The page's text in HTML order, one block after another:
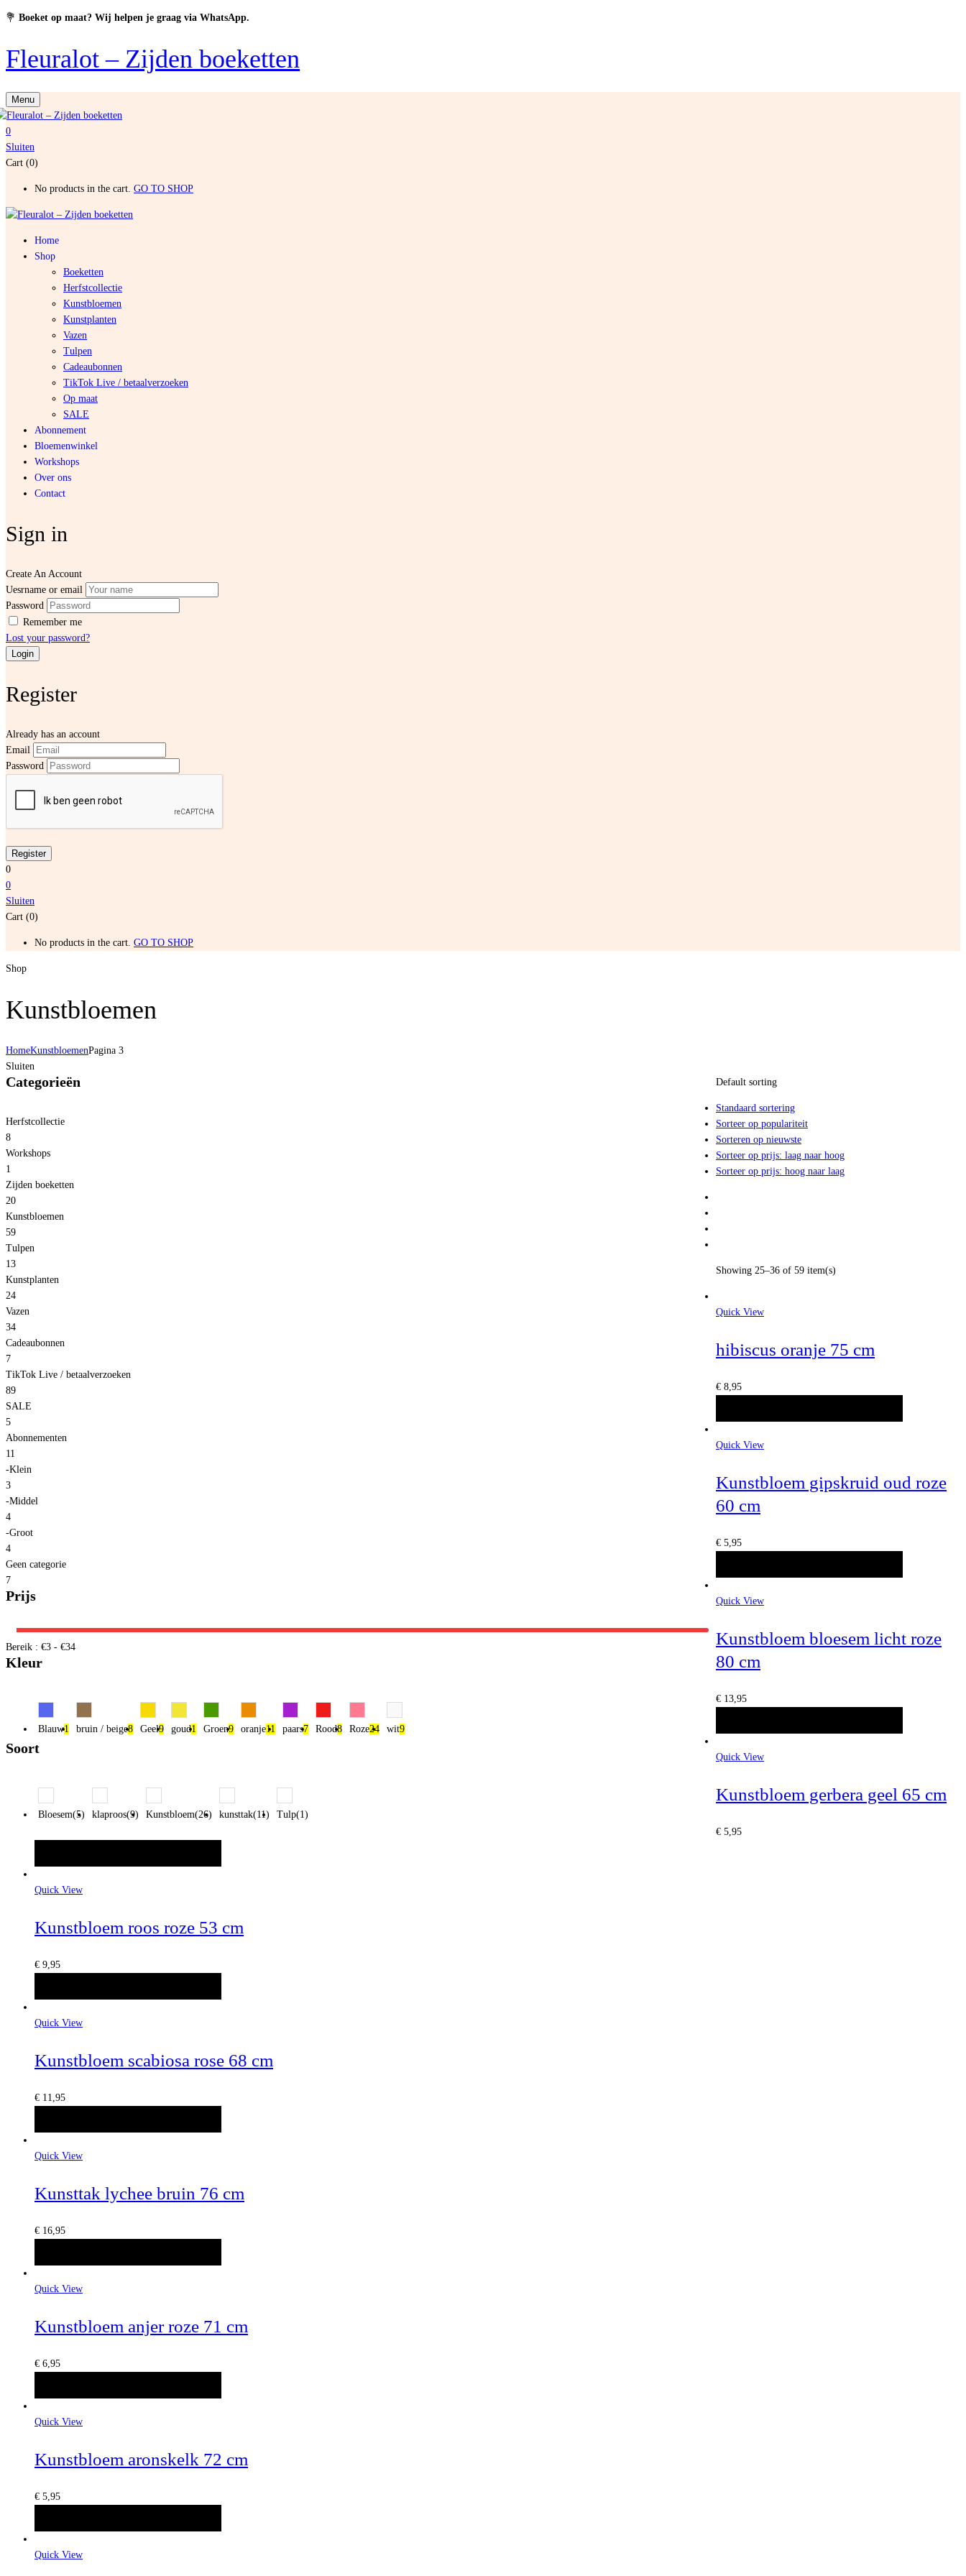
💐 Boeket op maat? Wij helpen je graag via WhatsApp.
Fleuralot – Zijden boeketten
Menu
0
Sluiten
Cart (0)
No products in the cart. GO TO SHOP
Home
Shop
Boeketten
Herfstcollectie
Kunstbloemen
Kunstplanten
Vazen
Tulpen
Cadeaubonnen
TikTok Live / betaalverzoeken
Op maat
SALE
Abonnement
Bloemenwinkel
Workshops
Over ons
Contact
Sign in
Create An Account
Uesrname or email
Password
Remember me
Lost your password?
Register
Already has an account
Email
Password
0
0
Sluiten
Cart (0)
No products in the cart. GO TO SHOP
Shop
Kunstbloemen
HomeKunstbloemenPagina 3
Sluiten
Categorieën
Herfstcollectie
8
Workshops
1
Zijden boeketten
20
Kunstbloemen
59
Tulpen
13
Kunstplanten
24
Vazen
34
Cadeaubonnen
7
TikTok Live / betaalverzoeken
89
SALE
5
Abonnementen
11
-Klein
3
-Middel
4
-Groot
4
Geen categorie
7
Prijs
Bereik : €3 - €34
Kleur
Blauw1 bruin / beige8 Geel9 goud1 Groen9 oranje11 paars7 Rood8 Roze24 wit9
Soort
Bloesem(5) klaproos(9) Kunstbloem(26) kunsttak(11) Tulp(1)
Default sorting
Standaard sortering
Sorteer op populariteit
Sorteren op nieuwste
Sorteer op prijs: laag naar hoog
Sorteer op prijs: hoog naar laag
Showing 25–36 of 59 item(s)
Quick View
hibiscus oranje 75 cm
€ 8,95
Quick View
Kunstbloem gipskruid oud roze
60 cm
€ 5,95
Quick View
Kunstbloem bloesem licht roze
80 cm
€ 13,95
Quick View
Kunstbloem gerbera geel 65 cm
€ 5,95
Quick View
Kunstbloem roos roze 53 cm
€ 9,95
Quick View
Kunstbloem scabiosa rose 68 cm
€ 11,95
Quick View
Kunsttak lychee bruin 76 cm
€ 16,95
Quick View
Kunstbloem anjer roze 71 cm
€ 6,95
Quick View
Kunstbloem aronskelk 72 cm
€ 5,95
Quick View